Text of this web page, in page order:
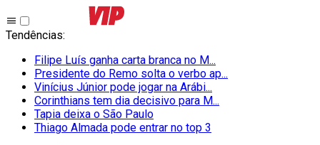
Tendências:
Filipe Luís ganha carta branca no M...
Presidente do Remo solta o verbo ap...
Vinícius Júnior pode jogar na Arábi...
Corinthians tem dia decisivo para M...
Tapia deixa o São Paulo
Thiago Almada pode entrar no top 3